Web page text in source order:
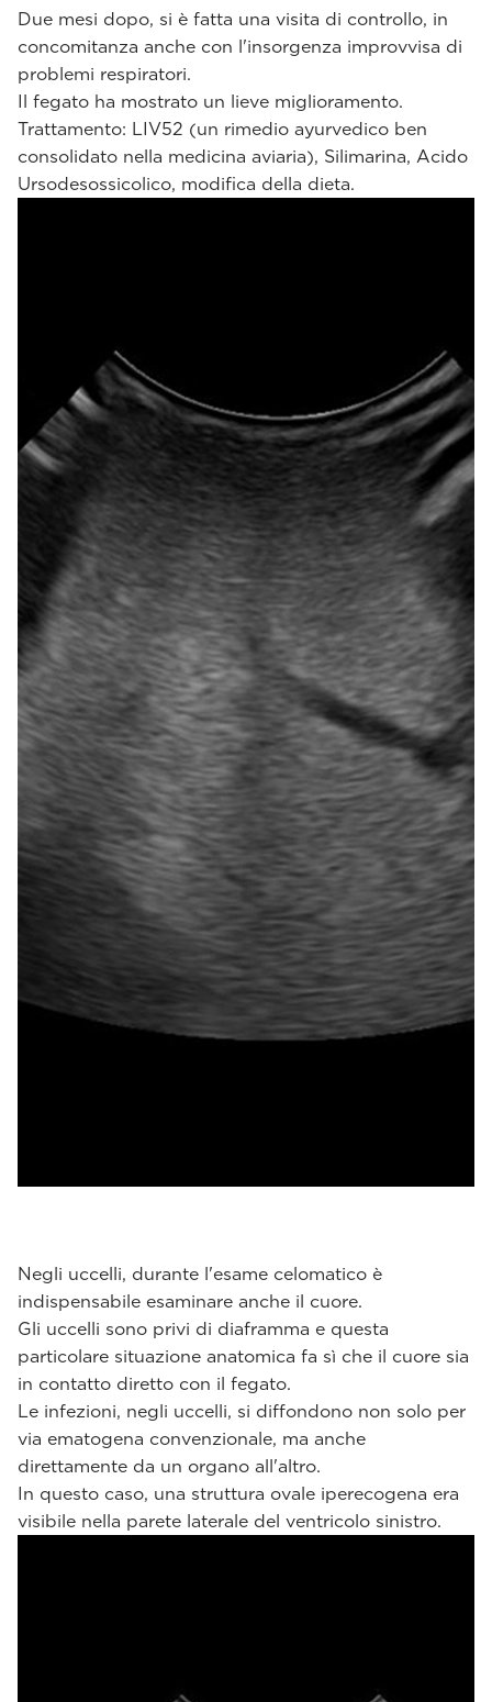
Due mesi dopo, si è fatta una visita di controllo, in
concomitanza anche con l'insorgenza improvvisa di
problemi respiratori.
Il fegato ha mostrato un lieve miglioramento.
Trattamento: LIV52 (un rimedio ayurvedico ben
consolidato nella medicina aviaria), Silimarina, Acido
Ursodesossicolico, modifica della dieta.
Negli uccelli, durante l'esame celomatico è
indispensabile esaminare anche il cuore.
Gli uccelli sono privi di diaframma e questa
particolare situazione anatomica fa sì che il cuore sia
in contatto diretto con il fegato.
Le infezioni, negli uccelli, si diffondono non solo per
via ematogena convenzionale, ma anche
direttamente da un organo all'altro.
In questo caso, una struttura ovale iperecogena era
visibile nella parete laterale del ventricolo sinistro.